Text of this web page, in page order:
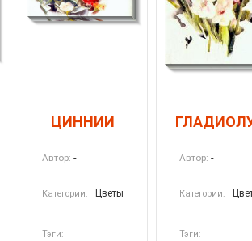
ЦИННИИ
Автор: -
Категории: Цветы
Тэги:
Автор: -
Категории:
Тэги: